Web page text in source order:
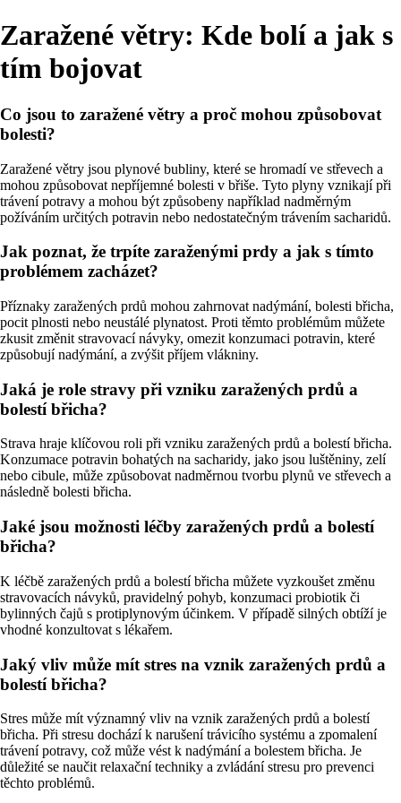
Zaražené větry: Kde bolí a jak s
tím bojovat
Co jsou to zaražené větry a proč mohou způsobovat
bolesti?
Zaražené větry jsou plynové bubliny, které se hromadí ve střevech a
mohou způsobovat nepříjemné bolesti v břiše. Tyto plyny vznikají při
trávení potravy a mohou být způsobeny například nadměrným
požíváním určitých potravin nebo nedostatečným trávením sacharidů.
Jak poznat, že trpíte zaraženými prdy a jak s tímto
problémem zacházet?
Příznaky zaražených prdů mohou zahrnovat nadýmání, bolesti břicha,
pocit plnosti nebo neustálé plynatost. Proti těmto problémům můžete
zkusit změnit stravovací návyky, omezit konzumaci potravin, které
způsobují nadýmání, a zvýšit příjem vlákniny.
Jaká je role stravy při vzniku zaražených prdů a
bolestí břicha?
Strava hraje klíčovou roli při vzniku zaražených prdů a bolestí břicha.
Konzumace potravin bohatých na sacharidy, jako jsou luštěniny, zelí
nebo cibule, může způsobovat nadměrnou tvorbu plynů ve střevech a
následně bolesti břicha.
Jaké jsou možnosti léčby zaražených prdů a bolestí
břicha?
K léčbě zaražených prdů a bolestí břicha můžete vyzkoušet změnu
stravovacích návyků, pravidelný pohyb, konzumaci probiotik či
bylinných čajů s protiplynovým účinkem. V případě silných obtíží je
vhodné konzultovat s lékařem.
Jaký vliv může mít stres na vznik zaražených prdů a
bolestí břicha?
Stres může mít významný vliv na vznik zaražených prdů a bolestí
břicha. Při stresu dochází k narušení trávicího systému a zpomalení
trávení potravy, což může vést k nadýmání a bolestem břicha. Je
důležité se naučit relaxační techniky a zvládání stresu pro prevenci
těchto problémů.